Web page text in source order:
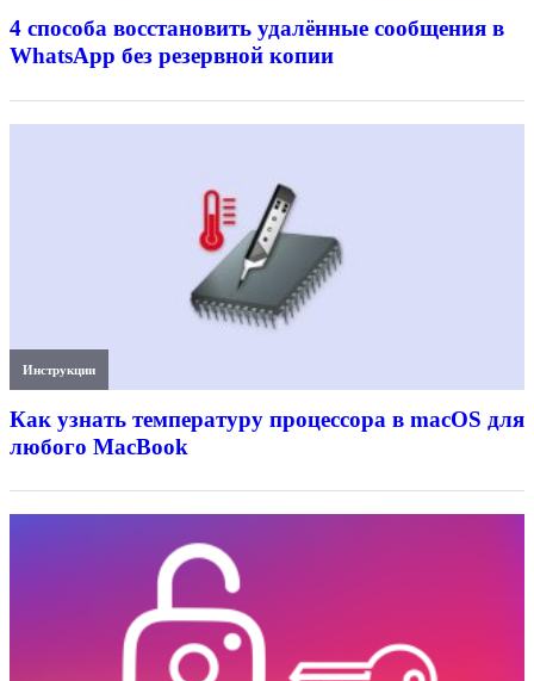
4 способа восстановить удалённые сообщения в
WhatsApp без резервной копии
Инструкции
Как узнать температуру процессора в macOS для
любого MacBook